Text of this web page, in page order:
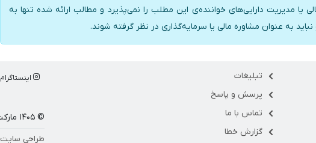
یا مدیریت دارایی‌های خواننده‌ی این مطلب را نمی‌پذیرد و مطالب ارائه شده تنها به
به عنوان مشاوره مالی یا سرمایه‌گذاری در نظر گرفته شوند.
تبلیغات
پرسش و پاسخ
تماس با ما
گزارش خطا
اینستاگرام
© ۱۴۰۵ مارکت فلو
طراحی سایت